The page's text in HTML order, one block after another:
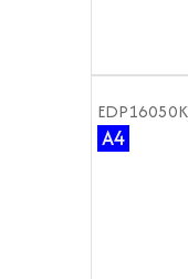
EDP16050K
A4